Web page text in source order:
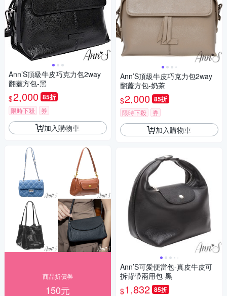
Ann’S頂級牛皮巧克力包2way
翻蓋方包-黑
$2,000 85折
限時下殺 券
加入購物車
商品折價券
150元
Ann’S頂級牛皮巧克力包2way
翻蓋方包-奶茶
$2,000 85折
限時下殺 券
加入購物車
Ann’S可愛便當包-真皮牛皮可
拆背帶兩用包-黑
$1,832 85折